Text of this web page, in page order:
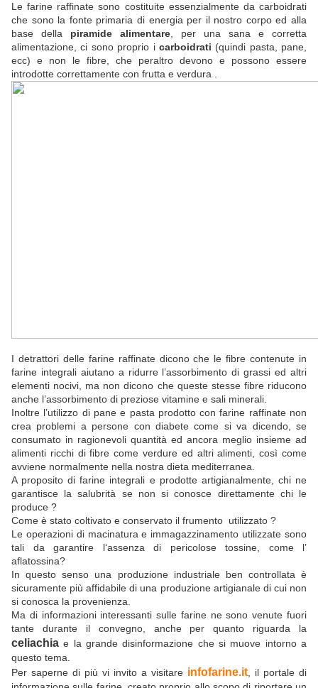
Le farine raffinate sono costituite essenzialmente da carboidrati
che sono la fonte primaria di energia per il nostro corpo ed alla
base della piramide alimentare , per una sana e corretta
alimentazione, ci sono proprio i carboidrati (quindi pasta, pane,
ecc) e non le fibre, che peraltro devono e possono essere
introdotte correttamente con frutta e verdura .
I detrattori delle farine raffinate dicono che le fibre contenute in
farine integrali aiutano a ridurre l’assorbimento di grassi ed altri
elementi nocivi, ma non dicono che queste stesse fibre riducono
anche l’assorbimento di preziose vitamine e sali minerali.
Inoltre l’utilizzo di pane e pasta prodotto con farine raffinate non
crea problemi a persone con diabete come si va dicendo, se
consumato in ragionevoli quantità ed ancora meglio insieme ad
alimenti ricchi di fibre come verdure ed altri alimenti, così come
avviene normalmente nella nostra dieta mediterranea.
A proposito di farine integrali e prodotte artigianalmente, chi ne
garantisce la salubrità se non si conosce direttamente chi le
produce ?
Come è stato coltivato e conservato il frumento utilizzato ?
Le operazioni di macinatura e immagazzinamento utilizzate sono
tali da garantire l‘assenza di pericolose tossine, come l’
aflatossina?
In questo senso una produzione industriale ben controllata è
sicuramente più affidabile di una produzione artigianale di cui non
si conosca la provenienza.
Ma di informazioni interessanti sulle farine ne sono venute fuori
tante durante il convegno, anche per quanto riguarda la
celiachiae la grande disinformazione che si muove intorno a
questo tema.
Per saperne di più vi invito a visitare infofarine.it , il portale di